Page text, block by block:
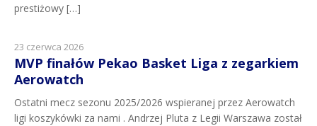
prestiżowy […]
23 czerwca 2026
MVP finałów Pekao Basket Liga z zegarkiem
Aerowatch
Ostatni mecz sezonu 2025/2026 wspieranej przez Aerowatch
ligi koszykówki za nami . Andrzej Pluta z Legii Warszawa został